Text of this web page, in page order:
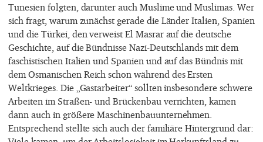
Tunesien folgten, darunter auch Muslime und Muslimas. Wer
sich fragt, warum zunächst gerade die Länder Italien, Spanien
und die Türkei, den verweist El Masrar auf die deutsche
Geschichte, auf die Bündnisse Nazi-Deutschlands mit dem
faschistischen Italien und Spanien und auf das Bündnis mit
dem Osmanischen Reich schon während des Ersten
Weltkrieges. Die „Gastarbeiter“ sollten insbesondere schwere
Arbeiten im Straßen- und Brückenbau verrichten, kamen
dann auch in größere Maschinenbauunternehmen.
Entsprechend stellte sich auch der familiäre Hintergrund dar: